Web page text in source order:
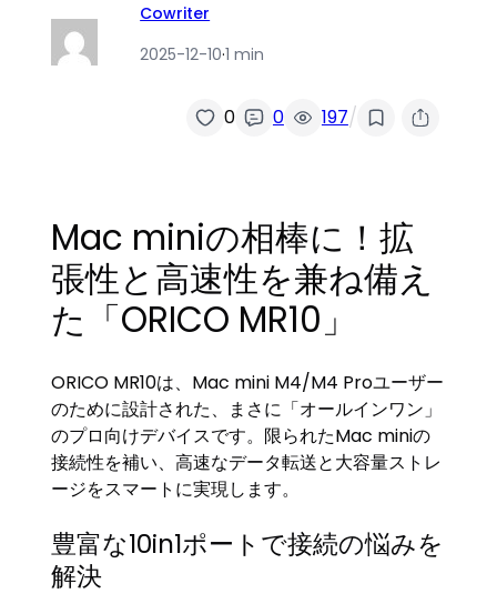
Cowriter
2025-12-10·1 min
0 0 197/
Mac miniの相棒に！拡
張性と高速性を兼ね備え
た「ORICO MR10」
ORICO MR10は、Mac mini M4/M4 Proユーザー
のために設計された、まさに「オールインワン」
のプロ向けデバイスです。限られたMac miniの
接続性を補い、高速なデータ転送と大容量ストレ
ージをスマートに実現します。
豊富な10in1ポートで接続の悩みを
解決